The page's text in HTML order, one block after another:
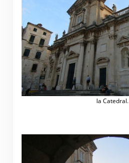
la Catedral.